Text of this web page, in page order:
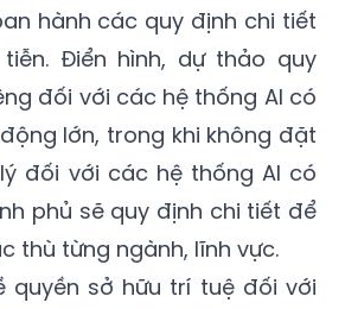
hành các quy định chi tiết
Điển hình, dự thảo quy
đối với các hệ thống AI có
lớn, trong khi không đặt
đối với các hệ thống AI có
phủ sẽ quy định chi tiết để
thù từng ngành, lĩnh vực.
quyền sở hữu trí tuệ đối với